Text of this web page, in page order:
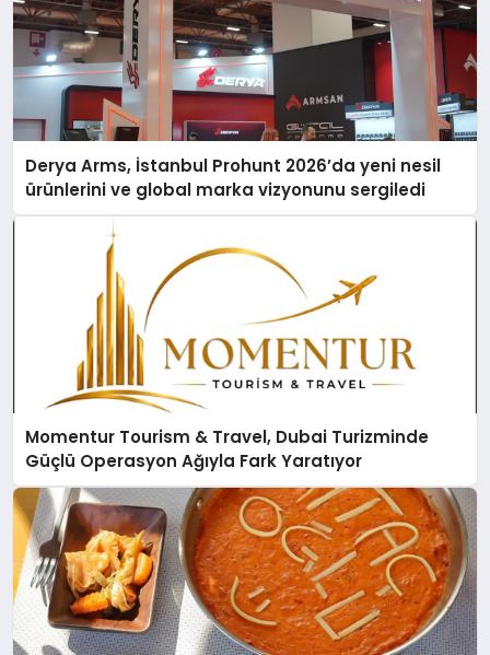
Derya Arms, İstanbul Prohunt 2026’da yeni nesil
ürünlerini ve global marka vizyonunu sergiledi
Momentur Tourism & Travel, Dubai Turizminde
Güçlü Operasyon Ağıyla Fark Yaratıyor